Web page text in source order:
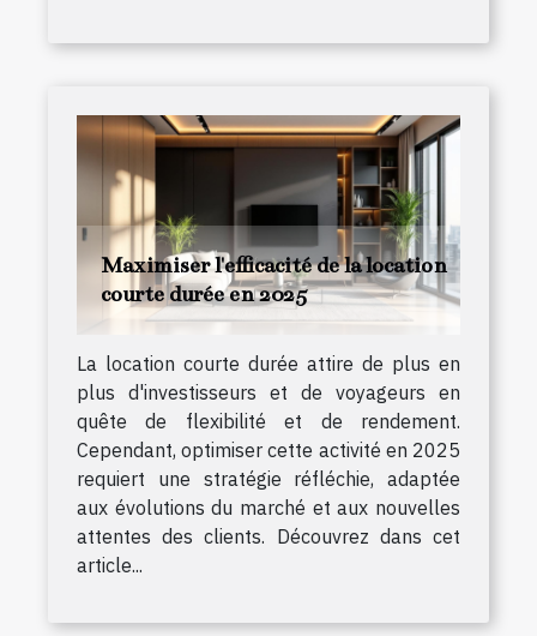
Maximiser l'efficacité de la location
courte durée en 2025
La location courte durée attire de plus en
plus d'investisseurs et de voyageurs en
quête de flexibilité et de rendement.
Cependant, optimiser cette activité en 2025
requiert une stratégie réfléchie, adaptée
aux évolutions du marché et aux nouvelles
attentes des clients. Découvrez dans cet
article...